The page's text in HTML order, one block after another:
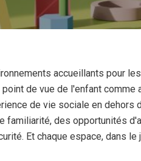
accueillants pour
de vue de l'enfant
de vie sociale en
familiarité, des opportunités
Et chaque espace, dans le